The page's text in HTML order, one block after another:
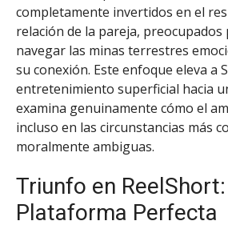
completamente invertidos en el
relación de la pareja,
navegar las minas terrestres
su conexión. Este enfoque eleva a
entretenimiento superficial hacia
examina genuinamente cómo el
incluso en las circunstancias más
moralmente ambiguas.
Triunfo en ReelShort:
Plataforma Perfecta